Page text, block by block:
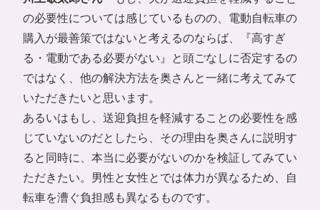
の必要性については感じているものの、電動自転車の
購入が最善策ではないと考えるのならば、『高すぎ
る・電動である必要がない』と頭ごなしに否定するの
ではなく、他の解決方法を奥さんと一緒に考えてみて
いただきたいと思います。
あるいはもし、送迎負担を軽減することの必要性を感
じていないのだとしたら、その理由を奥さんに説明す
ると同時に、本当に必要がないのかを検証してみてい
ただきたい。男性と女性とでは体力が異なるため、自
転車を漕ぐ負担感も異なるものです。